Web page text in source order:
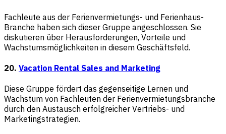
Fachleute aus der Ferienvermietungs- und Ferienhaus-
Branche haben sich dieser Gruppe angeschlossen. Sie
diskutieren über Herausforderungen, Vorteile und
Wachstumsmöglichkeiten in diesem Geschäftsfeld.
20. Vacation Rental Sales and Marketing
Diese Gruppe fördert das gegenseitige Lernen und
Wachstum von Fachleuten der Ferienvermietungsbranche
durch den Austausch erfolgreicher Vertriebs- und
Marketingstrategien.